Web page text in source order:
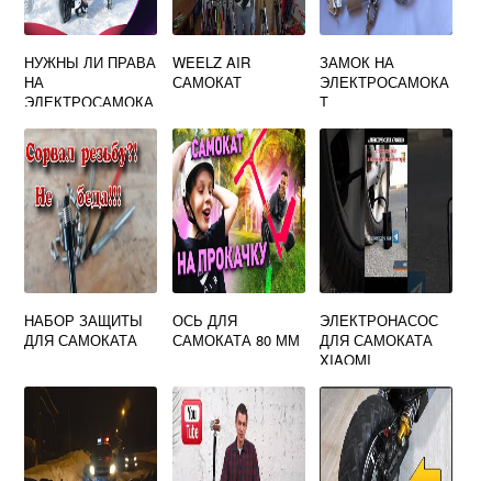
НУЖНЫ ЛИ ПРАВА
НА
ЭЛЕКТРОСАМОКА
WEELZ AIR
САМОКАТ
ЗАМОК НА
ЭЛЕКТРОСАМОКА
Т
НАБОР ЗАЩИТЫ
ДЛЯ САМОКАТА
ОСЬ ДЛЯ
САМОКАТА 80 ММ
ЭЛЕКТРОНАСОС
ДЛЯ САМОКАТА
XIAOMI